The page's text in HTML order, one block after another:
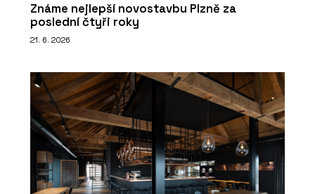
Známe nejlepší novostavbu Plzně za
poslední čtyři roky
21. 6. 2026